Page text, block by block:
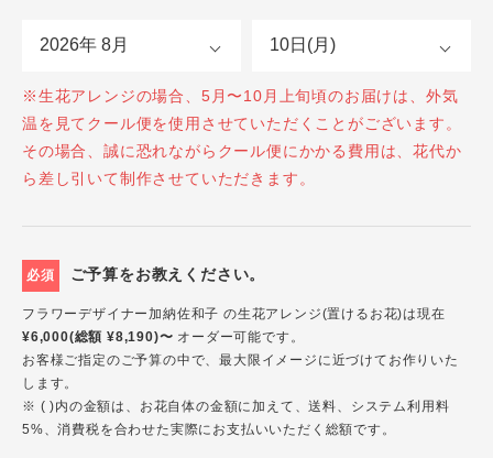
※生花アレンジの場合、5月〜10月上旬頃のお届けは、外気
温を見てクール便を使用させていただくことがございます。
その場合、誠に恐れながらクール便にかかる費用は、花代か
ら差し引いて制作させていただきます。
必須 ご予算をお教えください。
フラワーデザイナー加納佐和子 の生花アレンジ(置けるお花)は現在
¥6,000(総額 ¥8,190)〜 オーダー可能です。
お客様ご指定のご予算の中で、最大限イメージに近づけてお作りいた
します。
※ ( )内の金額は、お花自体の金額に加えて、送料、システム利用料
5%、消費税を合わせた実際にお支払いいただく総額です。